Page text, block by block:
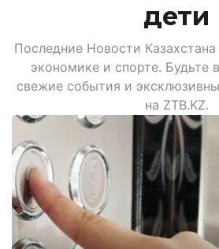
дети
Последние Новости
экономике и спорте. Будьте
свежие события и
на ZTB.KZ.